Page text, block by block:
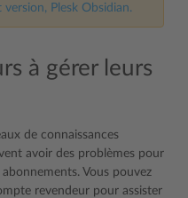
Plesk Obsidian.
à gérer leurs
de connaissances
avoir des problèmes pour
Vous pouvez
revendeur pour assister